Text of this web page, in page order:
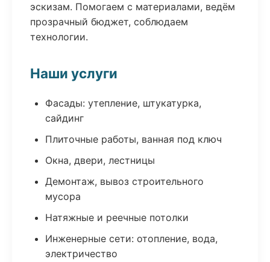
эскизам. Помогаем с материалами, ведём
прозрачный бюджет, соблюдаем
технологии.
Наши услуги
Фасады: утепление, штукатурка,
сайдинг
Плиточные работы, ванная под ключ
Окна, двери, лестницы
Демонтаж, вывоз строительного
мусора
Натяжные и реечные потолки
Инженерные сети: отопление, вода,
электричество